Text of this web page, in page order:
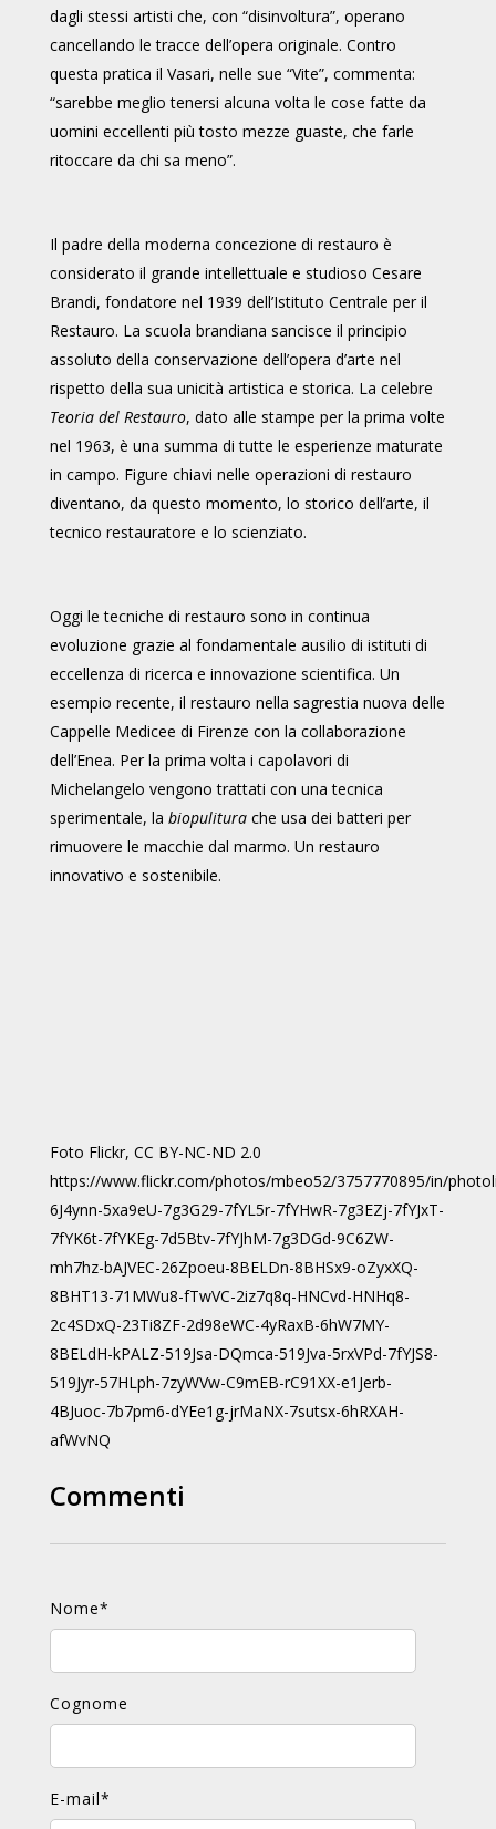
dagli stessi artisti che, con “disinvoltura”, operano
cancellando le tracce dell’opera originale. Contro
questa pratica il Vasari, nelle sue “Vite”, commenta:
“sarebbe meglio tenersi alcuna volta le cose fatte da
uomini eccellenti più tosto mezze guaste, che farle
ritoccare da chi sa meno”.
Il padre della moderna concezione di restauro è
considerato il grande intellettuale e studioso Cesare
Brandi, fondatore nel 1939 dell’Istituto Centrale per il
Restauro. La scuola brandiana sancisce il principio
assoluto della conservazione dell’opera d’arte nel
rispetto della sua unicità artistica e storica. La celebre
Teoria del Restauro, dato alle stampe per la prima volte
nel 1963, è una summa di tutte le esperienze maturate
in campo. Figure chiavi nelle operazioni di restauro
diventano, da questo momento, lo storico dell’arte, il
tecnico restauratore e lo scienziato.
Oggi le tecniche di restauro sono in continua
evoluzione grazie al fondamentale ausilio di istituti di
eccellenza di ricerca e innovazione scientifica. Un
esempio recente, il restauro nella sagrestia nuova delle
Cappelle Medicee di Firenze con la collaborazione
dell’Enea. Per la prima volta i capolavori di
Michelangelo vengono trattati con una tecnica
sperimentale, la biopuliturache usa dei batteri per
rimuovere le macchie dal marmo. Un restauro
innovativo e sostenibile.
Foto Flickr, CC BY-NC-ND 2.0
https://www.flickr.com/photos/mbeo52/3757770895/in/
6J4ynn-5xa9eU-7g3G29-7fYL5r-7fYHwR-7g3EZj-7fYJxT-
7fYK6t-7fYKEg-7d5Btv-7fYJhM-7g3DGd-9C6ZW-
mh7hz-bAJVEC-26Zpoeu-8BELDn-8BHSx9-oZyxXQ-
8BHT13-71MWu8-fTwVC-2iz7q8q-HNCvd-HNHq8-
2c4SDxQ-23Ti8ZF-2d98eWC-4yRaxB-6hW7MY-
8BELdH-kPALZ-519Jsa-DQmca-519Jva-5rxVPd-7fYJS8-
519Jyr-57HLph-7zyWVw-C9mEB-rC91XX-e1Jerb-
4BJuoc-7b7pm6-dYEe1g-jrMaNX-7sutsx-6hRXAH-
afWvNQ
Commenti
Nome*
Cognome
E-mail*